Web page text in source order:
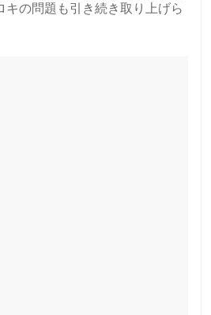
キの問題も引き続き取り上げら